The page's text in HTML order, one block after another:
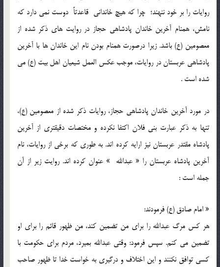
روایات را بر خود ننهند؛ چرا که هیچ خاندانی قاعدتاً دوست نمی دارد كه
نامش، همنام آخرین خاندان پادشاهی حجاز در روایت های ذکر شده از
معصومین (ع) باشد. زیرا درصورت همنام بودن نام این خاندان ها با آخرین
پادشاهی عربستان در روايات، موجب عکس العمل شیعیان اهل بیت (ع) می
شده است .
در مورد آخرین خاندان پادشاهی حجاز، روایات ذکر شده از معصومین (ع)،
تنها به ذکر عبارت بنی فلان اکتفا نکرده و مختصات دقیقتری از آخرین
پادشاه مقتدر عربستان نیز ارايه کرده اند. به طوری که برخی از روایات، نام
آخرین پادشاه عربستان را « عبدالله » عنوان کرده اند. روایت زیر از آن
جمله است :
« امام صادق (ع) فرمودند:
هر کس مرگ عبدالله را برای من تضمین کند، من ظهور قائم را برای او
تضمین می کنم. سپس فرمود: وقتی عبدالله بمیرد، مردم برای حکومت با
کسی توافق نکنند و این اختلاف و درگیری به خواست خدا تا ظهور صاحب